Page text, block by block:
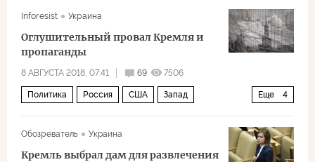
Виктор Орбан
Сильвио Берлускони
дипломатическая война Санкции: кто кого
Inforesist Украина
Оглушительный провал Кремля и
пропаганды
8 АВГУСТА 2018, 07:41 69 7506
Еще 4
Политика Россия США Запад
социологический опрос
Обозреватель Украина
Кремль выбрал дам для развлечения